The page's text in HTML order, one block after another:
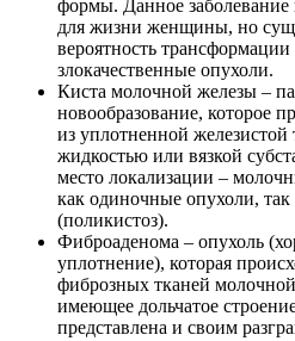
формы. Данное заболевание
для жизни женщины, но
вероятность
злокачественные опухоли.
Киста молочной железы –
новообразование, которое
из уплотненной
жидкостью или вязкой
место локализации –
как одиночные опухоли,
(поликистоз).
Фиброаденома – опухоль
уплотнение), которая
фиброзных тканей
имеющее дольчатое
представлена и своим